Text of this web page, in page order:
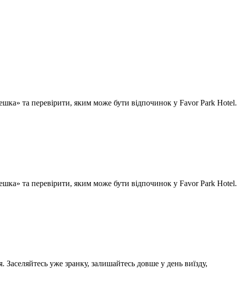
та перевірити, яким може бути відпочинок у Favor Park Hotel.
та перевірити, яким може бути відпочинок у Favor Park Hotel.
уже зранку, залишайтесь довше у день виїзду,